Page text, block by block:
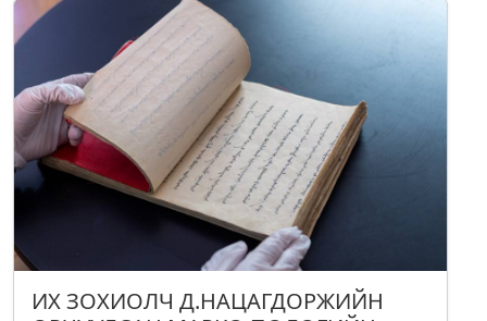
ИХ ЗОХИОЛЧ Д.НАЦАГДОРЖИЙН